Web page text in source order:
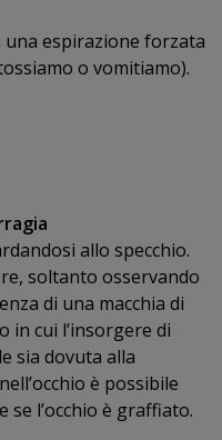
una espirazione forzata
o vomitiamo).
allo specchio.
soltanto osservando
di una macchia di
in cui l’insorgere di
sia dovuta alla
è possibile
se l’occhio è graffiato.